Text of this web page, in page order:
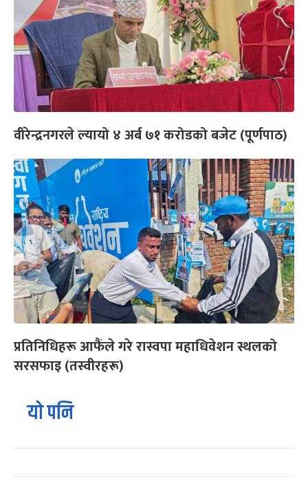
वीरेन्द्रनगरले ल्यायो ४ अर्ब ७१ करोडको बजेट (पूर्णपाठ)
प्रतिनिधिहरू आफैंले गरे रास्वपा महाधिवेशन स्थलको
सरसफाइ (तस्वीरहरू)
यो पनि